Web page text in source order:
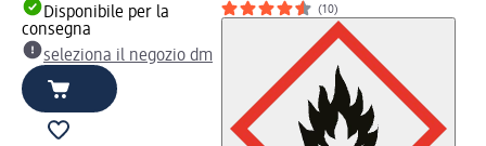
Disponibile per la
consegna
seleziona il negozio dm
(10)